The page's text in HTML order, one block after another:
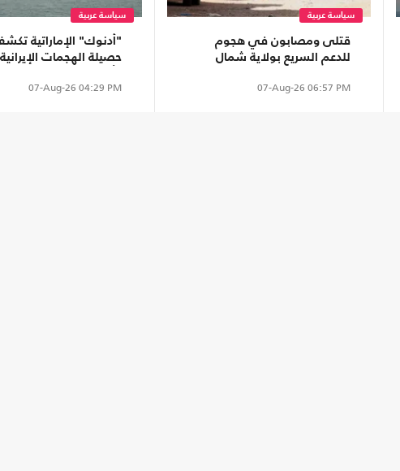
سياسة عربية
قتلى ومصابون في هجوم
للدعم السريع بولاية شمال
07-Aug-26 06:57 PM
سياسة عربية
"أدنوك" الإماراتية
حصيلة الهجمات
07-Aug-26 04:29 PM